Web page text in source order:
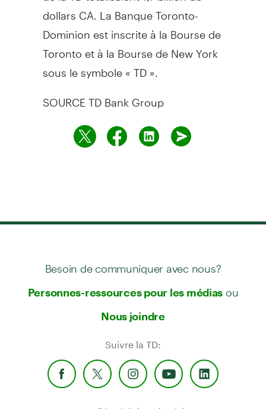
dollars CA. La Banque Toronto-
Dominion est inscrite à la Bourse de
Torontoet à la Bourse deNew York
sous le symbole « TD ».
SOURCE TD Bank Group
Besoin de communiquer avec nous?
Personnes-ressources pour les médias ou
Nous joindre
Suivre la TD: